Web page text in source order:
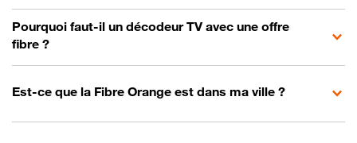
Pourquoi faut-il un décodeur TV avec une offre
fibre ?
Est-ce que la Fibre Orange est dans ma ville ?